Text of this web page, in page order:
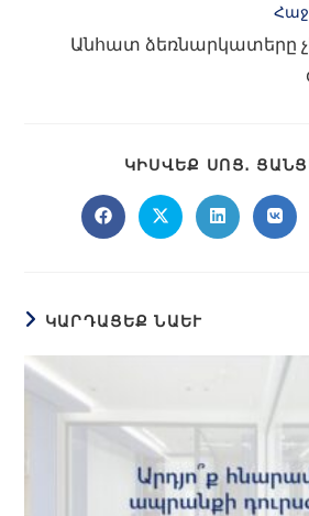
Անհատ ձեռնարկատերը
ԿԻՍՎԵՔ ՍՈՑ․
ԿԱՐԴԱՑԵՔ ՆԱԵՒ